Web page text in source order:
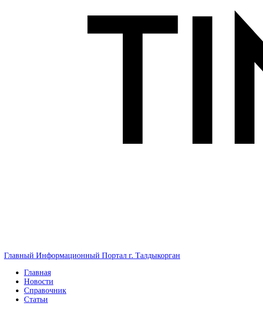
Главный Информационный Портал г. Талдыкорган
Главная
Новости
Справочник
Статьи